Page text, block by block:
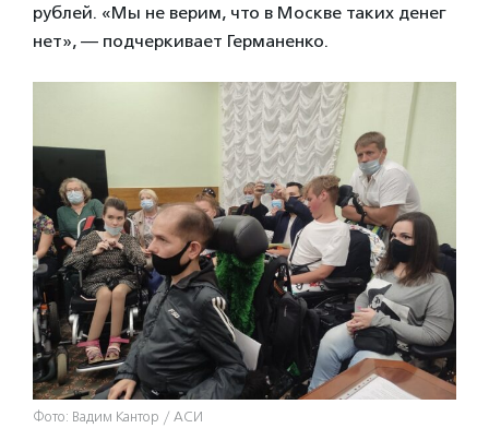
рублей. «Мы не верим, что в Москве таких денег
нет», — подчеркивает Германенко.
Фото: Вадим Кантор / АСИ